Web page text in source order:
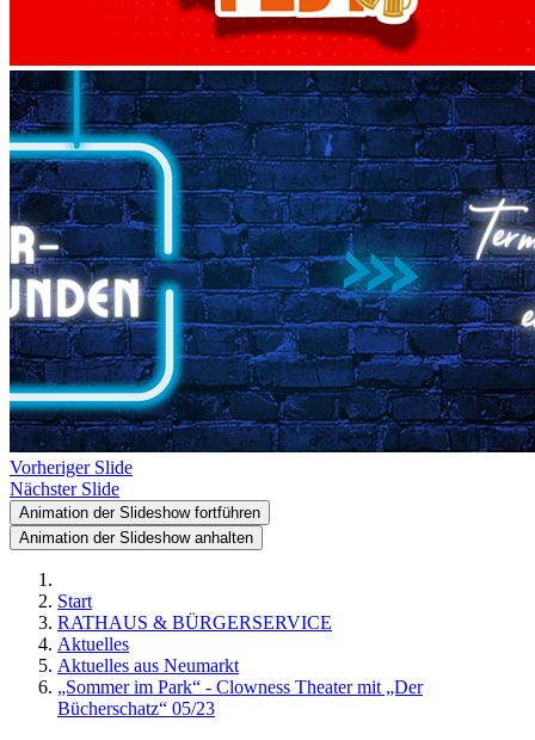
Vorheriger Slide
Nächster Slide
Animation der Slideshow fortführen
Animation der Slideshow anhalten
Start
RATHAUS & BÜRGERSERVICE
Aktuelles
Aktuelles aus Neumarkt
„Sommer im Park“ - Clowness Theater mit „Der
Bücherschatz“ 05/23